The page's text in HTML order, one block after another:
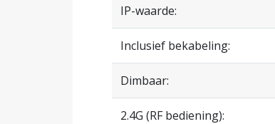
IP-waarde:
Inclusief bekabeling:
Dimbaar:
2.4G (RF bediening):